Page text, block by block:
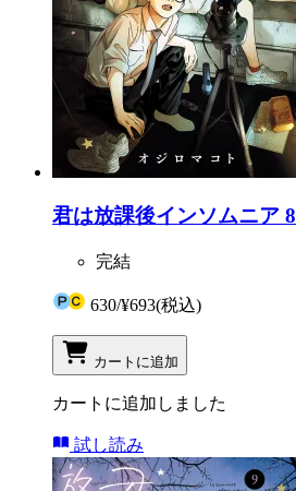
君は放課後インソムニア 8
完結
630/¥693(税込)
カートに追加
カートに追加しました
試し読み